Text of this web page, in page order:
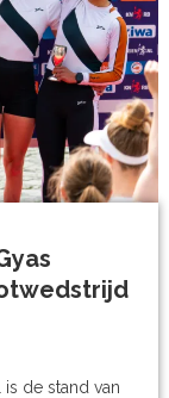
de stand van